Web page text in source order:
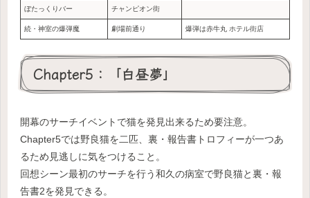
ぼたっくりバー チャンピオン街
続・神室の爆弾魔 劇場前通り 爆弾は赤牛丸 ホテル街店
Chapter5：「白昼夢」
開幕のサーチイベントで猫を発見出来るため要注意。
Chapter5では野良猫を二匹、裏・報告書トロフィーが一つあ
るため見逃しに気をつけること。
回想シーン最初のサーチを行う和久の病室で野良猫と裏・報
告書2を発見できる。